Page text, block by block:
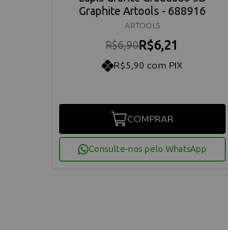
Graphite Artools - 688916
ARTOOLS
R$6,90R$6,21
R$5,90 com PIX
COMPRAR
Consulte-nos pelo WhatsApp